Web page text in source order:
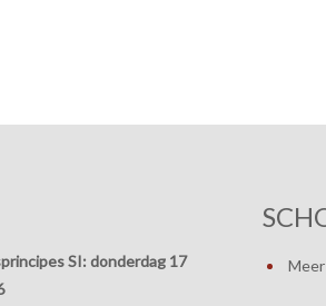
SI: donderdag 17